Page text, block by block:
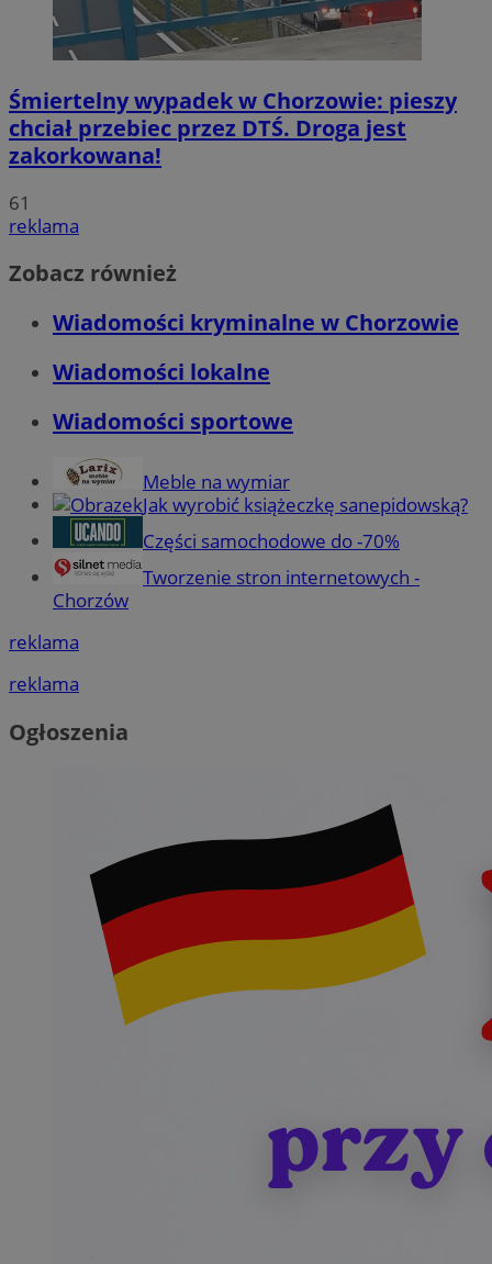
Śmiertelny wypadek w Chorzowie: pieszy
chciał przebiec przez DTŚ. Droga jest
zakorkowana!
61
reklama
Zobacz również
Wiadomości kryminalne w Chorzowie
Wiadomości lokalne
Wiadomości sportowe
Meble na wymiar
Jak wyrobić książeczkę sanepidowską?
Części samochodowe do -70%
Tworzenie stron internetowych -
Chorzów
reklama
reklama
Ogłoszenia